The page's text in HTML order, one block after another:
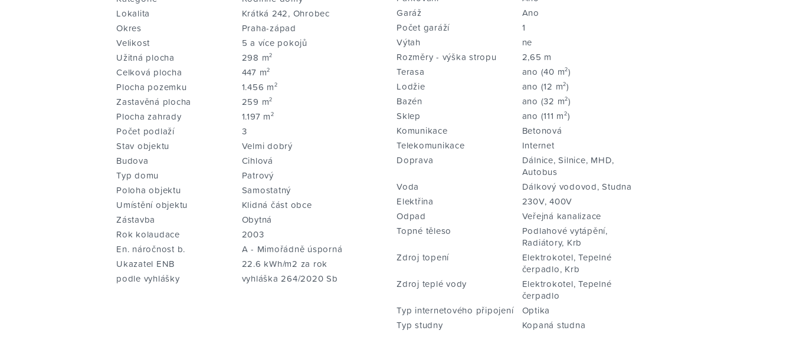
Lokalita
Krátká 242, Ohrobec
Okres
Praha-západ
Velikost
5 a více pokojů
Užitná plocha
298 m²
Celková plocha
447 m²
Plocha pozemku
1.456 m²
Zastavěná plocha
259 m²
Plocha zahrady
1.197 m²
Počet podlaží
3
Stav objektu
Velmi dobrý
Budova
Cihlová
Typ domu
Patrový
Poloha objektu
Samostatný
Umístění objektu
Klidná část obce
Zástavba
Obytná
Rok kolaudace
2003
En. náročnost b.
A - Mimořádně úsporná
Ukazatel ENB
22.6 kWh/m2 za rok
podle vyhlášky
vyhláška 264/2020 Sb
Garáž
Ano
Počet garáží
1
Výtah
ne
Rozměry - výška stropu
2,65 m
Terasa
ano (40 m²)
Lodžie
ano (12 m²)
Bazén
ano (32 m²)
Sklep
ano (111 m²)
Komunikace
Betonová
Telekomunikace
Internet
Doprava
Dálnice, Silnice, MHD,
Autobus
Voda
Dálkový vodovod, Studna
Elektřina
230V, 400V
Odpad
Veřejná kanalizace
Topné těleso
Podlahové vytápění,
Radiátory, Krb
Zdroj topení
Elektrokotel, Tepelné
čerpadlo, Krb
Zdroj teplé vody
Elektrokotel, Tepelné
čerpadlo
Typ internetového připojení
Optika
Typ studny
Kopaná studna